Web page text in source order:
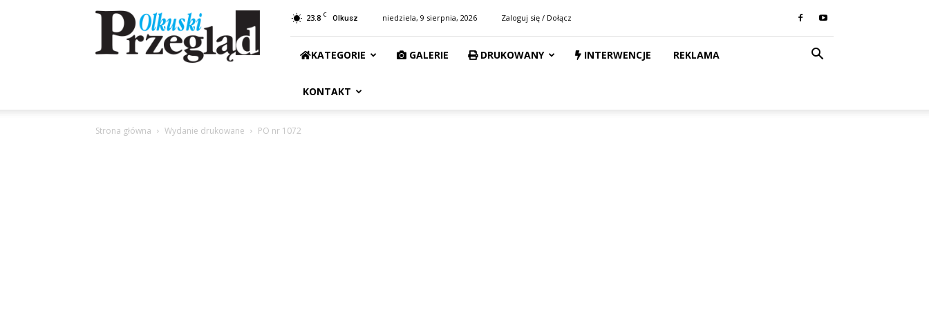
Przegląd
Olkuski
23.8 C Olkusz niedziela, 9 sierpnia, 2026 Zaloguj się / Dołącz
KATEGORIE GALERIE DRUKOWANY INTERWENCJE REKLAMA
KONTAKT
Strona główna Wydanie drukowane PO nr 1072